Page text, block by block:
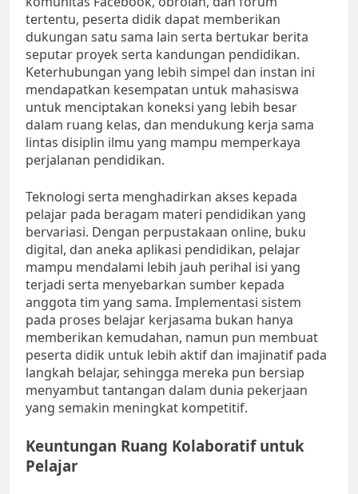
tertentu, peserta didik dapat memberikan
dukungan satu sama lain serta bertukar berita
seputar proyek serta kandungan pendidikan.
Keterhubungan yang lebih simpel dan instan ini
mendapatkan kesempatan untuk mahasiswa
untuk menciptakan koneksi yang lebih besar
dalam ruang kelas, dan mendukung kerja sama
lintas disiplin ilmu yang mampu memperkaya
perjalanan pendidikan.
Teknologi serta menghadirkan akses kepada
pelajar pada beragam materi pendidikan yang
bervariasi. Dengan perpustakaan online, buku
digital, dan aneka aplikasi pendidikan, pelajar
mampu mendalami lebih jauh perihal isi yang
terjadi serta menyebarkan sumber kepada
anggota tim yang sama. Implementasi sistem
pada proses belajar kerjasama bukan hanya
memberikan kemudahan, namun pun membuat
peserta didik untuk lebih aktif dan imajinatif pada
langkah belajar, sehingga mereka pun bersiap
menyambut tantangan dalam dunia pekerjaan
yang semakin meningkat kompetitif.
Keuntungan Ruang Kolaboratif untuk
Pelajar